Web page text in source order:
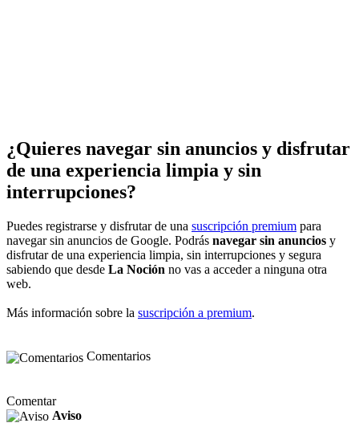
¿Quieres navegar sin anuncios y disfrutar
de una experiencia limpia y sin
interrupciones?
Puedes registrarse y disfrutar de una suscripción premium para
navegar sin anuncios de Google. Podrás navegar sin anuncios y
disfrutar de una experiencia limpia, sin interrupciones y segura
sabiendo que desde La Noción no vas a acceder a ninguna otra
web.
Más información sobre la suscripción a premium.
Comentarios
Comentar
Aviso